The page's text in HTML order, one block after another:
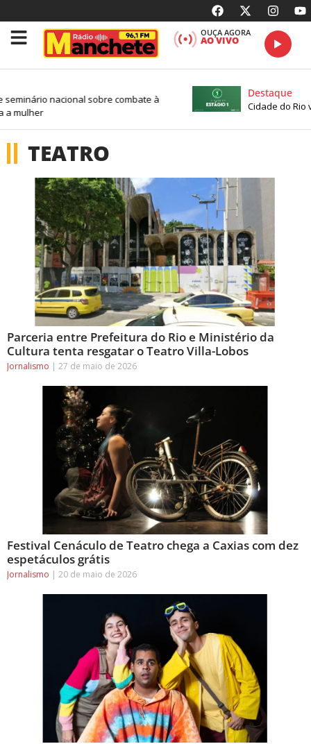
OUÇA AGORA
AO VIVO
nacional sobre combate à
Destaque
Cidade do Rio
TEATRO
Parceria entre Prefeitura do Rio e Ministério da
Cultura tenta resgatar o Teatro Villa-Lobos
Jornalismo 27 de maio de 2026
Festival Cenáculo de Teatro chega a Caxias com dez
espetáculos grátis
Jornalismo 20 de maio de 2026